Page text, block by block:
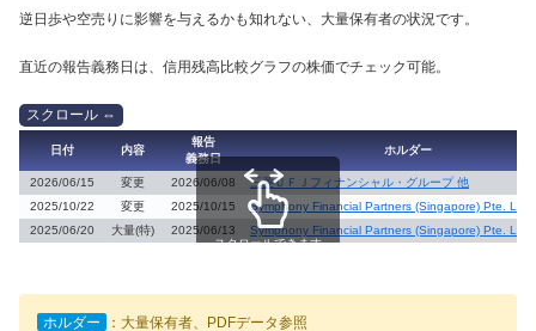
逆日歩や空売りに影響を与えるかも知れない、大量保有者の状況です。
直近の報告義務日は、信用残高比較グラフの株価でチェック可能。
日付 内容
報告
義務日
ホルダー
2026/06/15 変更 2026/06/08
三菱ＵＦＪフィナンシャル・グループ 他
2025/10/22
変更 2025/10/15
Symphony Financial Partners (Singapore) Pte. Ltd.
2025/06/20
大量(特) 2025/06/13
Symphony Financial Partners (Singapore) Pte. Ltd.
スクロールできます
ホルダー ：大量保有者、PDFデータ参照